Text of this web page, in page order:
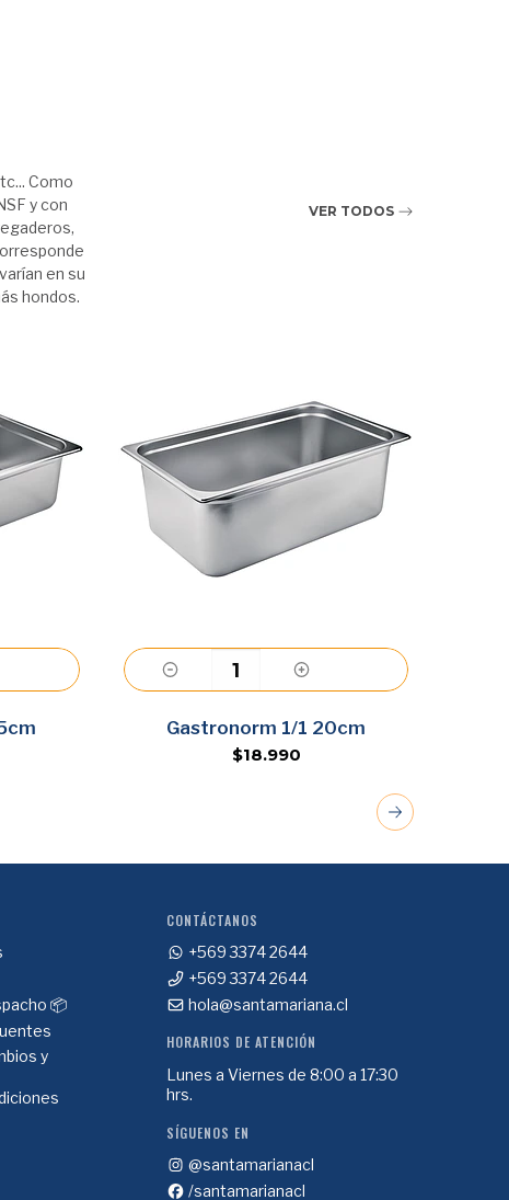
Como
y con
en su
hondos.
VER TODOS
Agregar
Gastronorm 1/1 20cm
$18.990
📦
y
CONTÁCTANOS
+569 3374 2644
+569 3374 2644
hola@santamariana.cl
HORARIOS DE ATENCIÓN
Lunes a Viernes de 8:00 a 17:30
hrs.
SÍGUENOS EN
@santamarianacl
/santamarianacl